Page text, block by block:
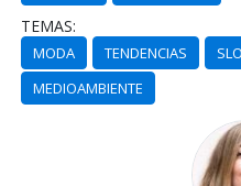
TEMAS:
MODA TENDENCIAS
MEDIOAMBIENTE